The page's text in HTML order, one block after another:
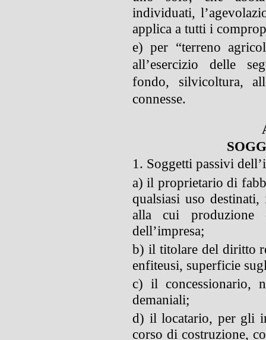
individuati,
applica a tutti i
e) per “terreno
all’esercizio delle
fondo, silvicoltura,
connesse.
1. Soggetti passivi
a) il proprietario di
qualsiasi uso
alla cui produzione
dell’impresa;
b) il titolare del diritto
enfiteusi, superficie
c) il concessionario,
demaniali;
d) il locatario, per gli
corso di costruzione,